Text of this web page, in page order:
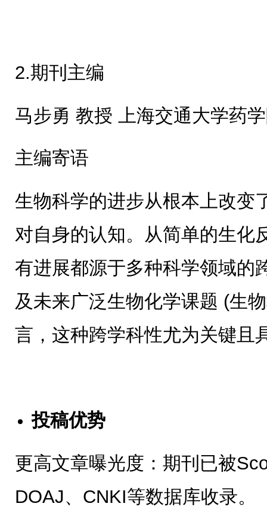
2.期刊主编
马步勇 教授 上海交通大学药
主编寄语
生物科学的进步从根本上改变
对自身的认知。从简单的生化
有进展都源于多种科学领域的
及未来广泛生物化学课题 (生
言，这种跨学科性尤为关键且
投稿优势
更高文章曝光度：期刊已被
DOAJ、CNKI等数据库收录。